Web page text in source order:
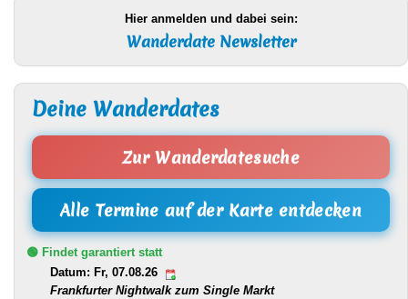
Hier anmelden und dabei sein:
Wanderdate Newsletter
Deine Wanderdates
Zur Wanderdatesuche
Alle Termine auf der Karte entdecken
🟢 Findet garantiert statt
Datum: Fr, 07.08.26
Frankfurter Nightwalk zum Single Markt